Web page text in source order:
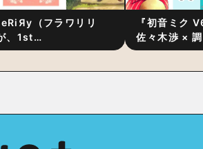
（フラワリリ
、1st
『FloweRiЯy』を9
『初音ミク
佐々木渉 ×
別対談 〜豊